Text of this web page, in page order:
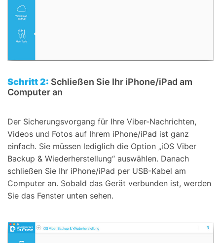
Schritt 2: Schließen Sie Ihr iPhone/iPad am
Computer an
Der Sicherungsvorgang für Ihre Viber-Nachrichten,
Videos und Fotos auf Ihrem iPhone/iPad ist ganz
einfach. Sie müssen lediglich die Option „iOS Viber
Backup & Wiederherstellung“ auswählen. Danach
schließen Sie Ihr iPhone/iPad per USB-Kabel am
Computer an. Sobald das Gerät verbunden ist, werden
Sie das Fenster unten sehen.